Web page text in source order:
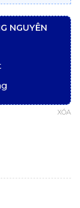
NGUYÊN
XÓA